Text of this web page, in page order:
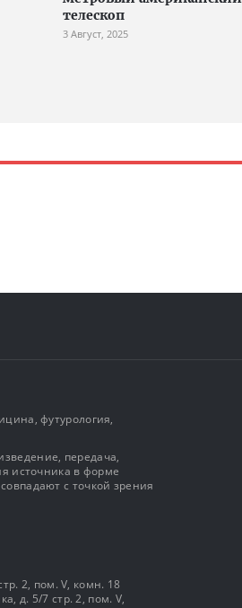
телескоп
3 Август, 2025
футурология,
передача,
источника в форме
с точкой зрения
2, пом. V, комн. 18
д. 5/7 стр. 2, пом. V,